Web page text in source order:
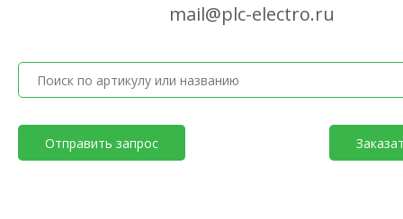
mail@plc-electro.ru
Отправить запрос